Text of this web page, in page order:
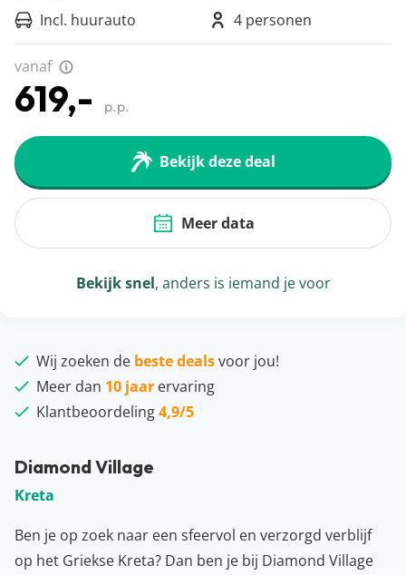
Diamond Village
Kreta
Ben je op zoek naar een sfeervol en verzorgd verblijf
op het Griekse Kreta? Dan ben je bij Diamond Village
Incl. huurauto
4 personen
vanaf
619,- p.p.
Bekijk deze deal
Meer data
Bekijk snel, anders is iemand je voor
Wij zoeken de beste dealsvoor jou!
Meer dan 10 jaar ervaring
Klantbeoordeling4,9/5